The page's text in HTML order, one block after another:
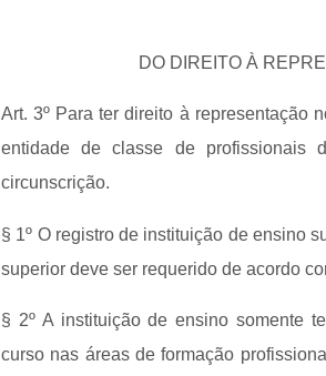
DO DIREITO À
Art. 3º Para ter direito à representação
entidade de classe de profissionais
circunscrição.
§ 1º O registro de instituição de ensino
superior deve ser requerido de acordo
§ 2º A instituição de ensino somente
curso nas áreas de formação